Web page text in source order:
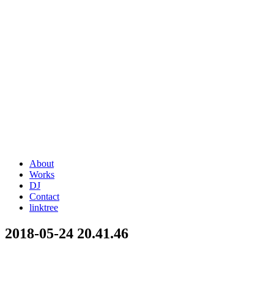
About
Works
DJ
Contact
linktree
2018-05-24 20.41.46